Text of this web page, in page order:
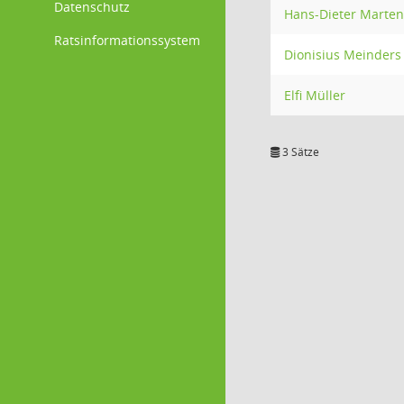
Datenschutz
Ratsinformationssystem
Hans-Dieter
Dionisius Meinders
Elfi Müller
3 Sätze